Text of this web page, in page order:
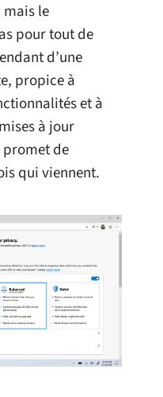
mais le
pour tout de
d’une
propice à
et à
à jour
promet de
qui viennent.